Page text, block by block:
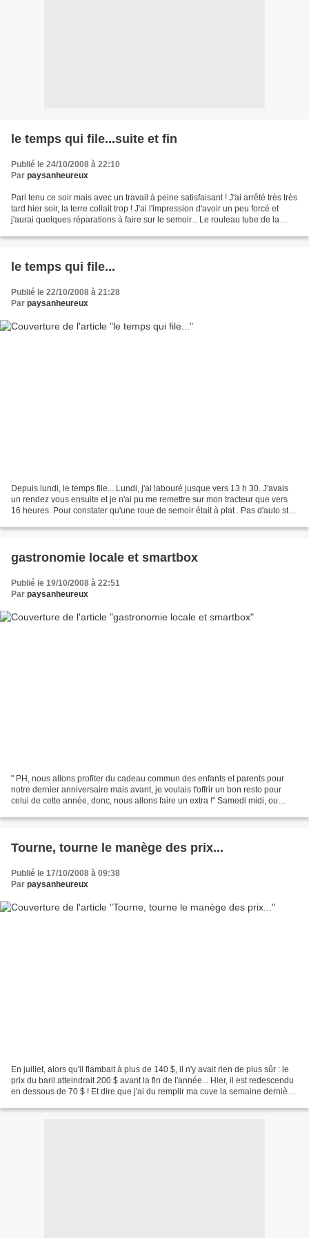
le temps qui file...suite et fin
Publié le 24/10/2008 à 22:10
Par paysanheureux
Pari tenu ce soir mais avec un travail à peine satisfaisant ! J'ai arrêté très très
tard hier soir, la terre collait trop ! J'ai l'impression d'avoir un peu forcé et
j'aurai quelques réparations à faire sur le semoir... Le rouleau tube de la
le temps qui file...
Publié le 22/10/2008 à 21:28
Par paysanheureux
Depuis lundi, le temps file... Lundi, j'ai labouré jusque vers 13 h 30. J'avais
un rendez vous ensuite et je n'ai pu me remettre sur mon tracteur que vers
16 heures. Pour constater qu'une roue de semoir était à plat . Pas d'auto stop
gastronomie locale et smartbox
Publié le 19/10/2008 à 22:51
Par paysanheureux
" PH, nous allons profiter du cadeau commun des enfants et parents pour
notre dernier anniversaire mais avant, je voulais t'offrir un bon resto pour
celui de cette année, donc, nous allons faire un extra !" Samedi midi, ou
Tourne, tourne le manège des prix...
Publié le 17/10/2008 à 09:38
Par paysanheureux
En juillet, alors qu'il flambait à plus de 140 $, il n'y avait rien de plus sûr : le
prix du baril atteindrait 200 $ avant la fin de l'année... Hier, il est redescendu
en dessous de 70 $ ! Et dire que j'ai du remplir ma cuve la semaine dernière